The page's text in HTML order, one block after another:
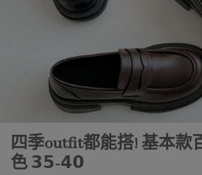
四季outfit都能搭! 基本款
色 𝟯𝟱-𝟰𝟬